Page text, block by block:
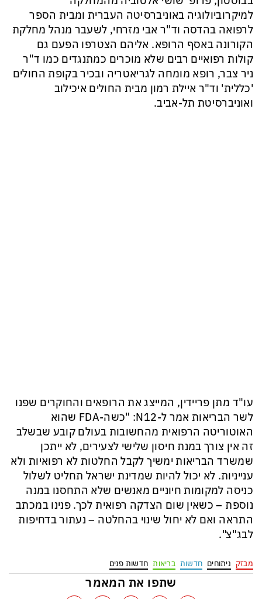
למיקרוביולוגיה באוניברסיטה העברית ומבית הספר
לרפואה בהדסה וד"ר אבי מזרחי, לשעבר מנהל מחלקת
הקורונה באסף הרופא. אליהם הצטרפו הפעם גם
קולות רפואיים רבים שלא מוכרים כמתנגדים כמו ד"ר
ניר צבר, רופא מומחה לגריאטריה ובכיר בקופת החולים
'כללית' וד"ר איילת רמון מבית החולים איכילוב
ואוניברסיטת תל-אביב.
עו"ד מתן פריידין, המייצג את הרופאים והחוקרים שפנו
לשר הבריאות אמר ל-N12: "כשה-FDA שהוא
האוטוריטה הרפואית מהחשובות בעולם קובע שבשלב
זה אין צורך במנת חיסון שלישי לצעירים, לא ייתכן
שמשרד הבריאות ימשיך לקבל החלטות לא רפואיות ולא
ענייניות. לא יכול להיות שמדינת ישראל תחליט לשלול
כניסה למקומות חיוניים מאנשים שלא התחסנו במנה
נוספת – כשאין שום הצדקה רפואית לכך. פנינו במכתב
התראה ואם לא יחול שינוי בהחלטה – נעתור בדחיפות
לבג"צ".
מבזק ניתוחים חדשות בריאות חדשות פנים
שתפו את המאמר